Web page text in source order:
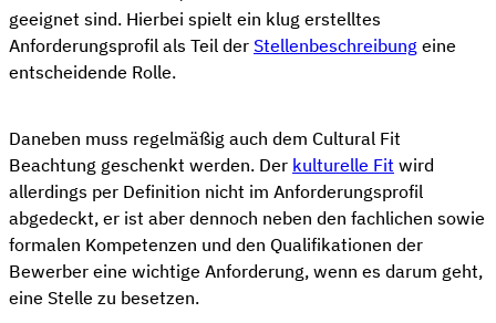
geeignet sind. Hierbei spielt ein klug erstelltes
Anforderungsprofil als Teil der Stellenbeschreibung eine
entscheidende Rolle.
Daneben muss regelmäßig auch dem Cultural Fit
Beachtung geschenkt werden. Der kulturelle Fit wird
allerdings per Definition nicht im Anforderungsprofil
abgedeckt, er ist aber dennoch neben den fachlichen sowie
formalen Kompetenzen und den Qualifikationen der
Bewerber eine wichtige Anforderung, wenn es darum geht,
eine Stelle zu besetzen.